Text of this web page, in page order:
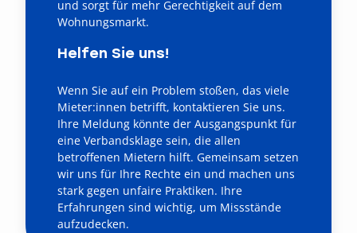
und sorgt für mehr Gerechtigkeit auf dem
Wohnungsmarkt.
Helfen Sie uns!
Wenn Sie auf ein Problem stoßen, das viele
Mieter:innen betrifft, kontaktieren Sie uns.
Ihre Meldung könnte der Ausgangspunkt für
eine Verbandsklage sein, die allen
betroffenen Mietern hilft. Gemeinsam setzen
wir uns für Ihre Rechte ein und machen uns
stark gegen unfaire Praktiken. Ihre
Erfahrungen sind wichtig, um Missstände
aufzudecken.